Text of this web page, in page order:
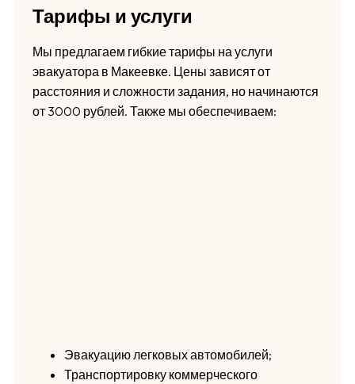
Тарифы и услуги
Мы предлагаем гибкие тарифы на услуги
эвакуатора в Макеевке. Цены зависят от
расстояния и сложности задания, но начинаются
от 3000 рублей. Также мы обеспечиваем:
Эвакуацию легковых автомобилей;
Транспортировку коммерческого